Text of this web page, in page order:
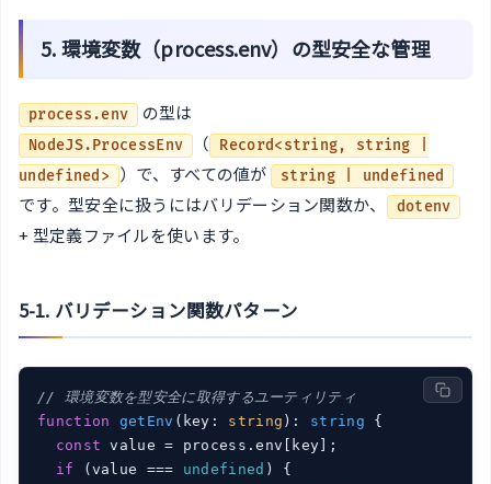
5. 環境変数（process.env）の型安全な管理
process.env の型は
NodeJS.ProcessEnv （
Record<string, string |
undefined>
）で、すべての値が string | undefined
です。型安全に扱うにはバリデーション関数か、 dotenv
+ 型定義ファイルを使います。
5-1. バリデーション関数パターン
// 環境変数を型安全に取得するユーティリティ
function
getEnv ( key: string ): string
{
const value = process.env[key];
if (value === undefined ) {